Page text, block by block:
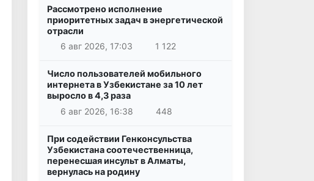
Рассмотрено исполнение
приоритетных задач в энергетической
отрасли
6 авг 2026, 17:03
1 122
Число пользователей мобильного
интернета в Узбекистане за 10 лет
выросло в 4,3 раза
6 авг 2026, 16:38
448
При содействии Генконсульства
Узбекистана соотечественница,
перенесшая инсульт в Алматы,
вернулась на родину